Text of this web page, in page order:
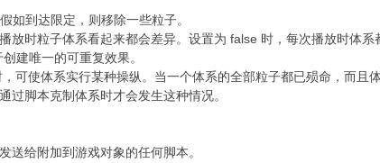
如到达限定，则移除一些粒子。
放时粒子体系看起来都会差异。设置为 false 时，每次播放时体系
建唯一的可重复效果。
可使体系实行某种操纵。当一个体系的全部粒子都已殒命，而且
过脚本克制体系时才会发生这种情况。
给附加到游戏对象的任何脚本。